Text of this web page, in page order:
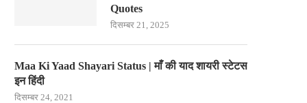
Quotes
दिसम्बर 21, 2025
Maa Ki Yaad Shayari Status | माँ की याद शायरी स्टेटस
इन हिंदी
दिसम्बर 24, 2021